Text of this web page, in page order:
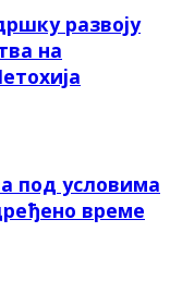
развоју
на
под условима
време